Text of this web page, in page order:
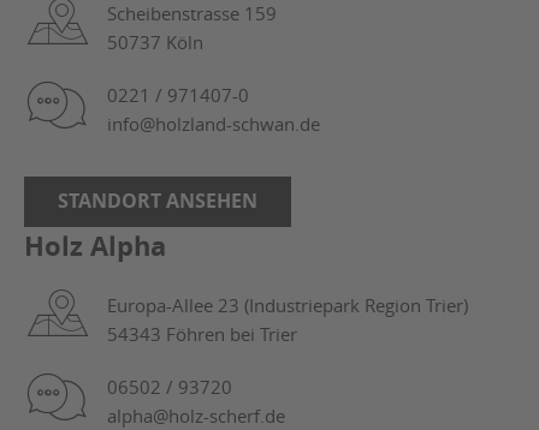
Scheibenstrasse 159
50737 Köln
0221 / 971407-0
info@holzland-schwan.de
STANDORT ANSEHEN
Holz Alpha
Europa-Allee 23 (Industriepark Region Trier)
54343 Föhren bei Trier
06502 / 93720
alpha@holz-scherf.de